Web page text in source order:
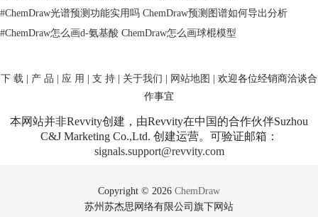
#ChemDraw光谱预测功能实用吗 ChemDraw预测图谱如何导出分析
#ChemDraw怎么画d-氨基酸 ChemDraw怎么画球棍模型
下 载 产 品 应 用 支 持 关于我们 网站地图
| 欢迎各位经销商洽谈合
作事宜
本网站并非Revvity创建，由Revvity在中国的合作伙伴Suzhou
C&J Marketing Co.,Ltd. 创建运营。可验证邮箱：
signals.support@revvity.com
Copyright © 2026 ChemDraw
苏州苏杰思网络有限公司旗下网站